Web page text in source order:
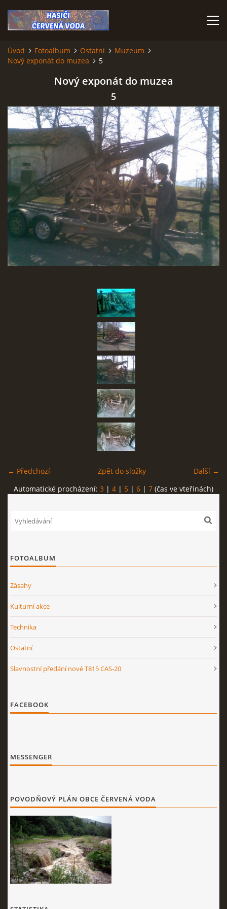
ÚVOD
VÝJEZDY V ROCE 2026
KONTAKTY
MLADÍ HASIČI
HISTORIE SBORU
SBĚR VYSLOUŽILÉHO ELEKTROZAŘÍZENÍ
English Deutsch
© 2026 eStránky.cz
Úvod Fotoalbum Ostatní
Muzeum
Nový exponát do muzea
5
Nový exponát do muzea
5
← Předchozí Další →
Zpět do složky
Automatické procházení: 3 | 4 | 5 | 6 | 7 (čas ve vteřinách)
FOTOALBUM
Zásahy
Kulturní akce
Technika
Ostatní
Slavnostní předání nové T815 CAS-20
FACEBOOK
MESSENGER
POVODŇOVÝ PLÁN OBCE ČERVENÁ VODA